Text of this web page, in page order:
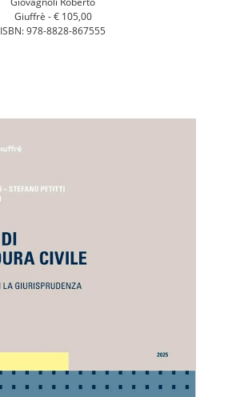
Giuffrè -€ 105,00
ISBN: 978-8828-867555